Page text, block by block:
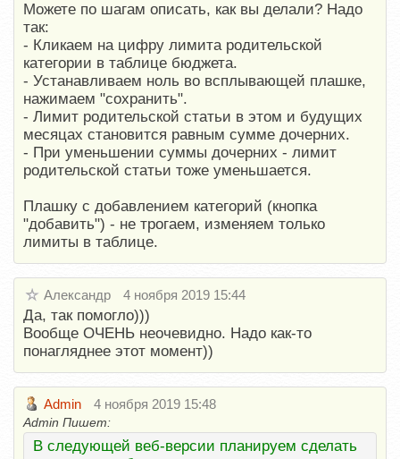
Можете по шагам описать, как вы делали? Надо
так:
- Кликаем на цифру лимита родительской
категории в таблице бюджета.
- Устанавливаем ноль во всплывающей плашке,
нажимаем "сохранить".
- Лимит родительской статьи в этом и будущих
месяцах становится равным сумме дочерних.
- При уменьшении суммы дочерних - лимит
родительской статьи тоже уменьшается.
Плашку с добавлением категорий (кнопка
"добавить") - не трогаем, изменяем только
лимиты в таблице.
Александр 4 ноября 2019 15:44
Да, так помогло)))
Вообще ОЧЕНЬ неочевидно. Надо как-то
понагляднее этот момент))
Admin 4 ноября 2019 15:48
Admin Пишет:
В следующей веб-версии планируем сделать